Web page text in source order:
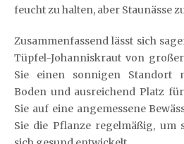
feucht zu halten, aber Staunässe
Zusammenfassend lässt sich
Tüpfel-Johanniskraut von
Sie einen sonnigen Standort
Boden und ausreichend Platz
Sie auf eine angemessene
Sie die Pflanze regelmäßig, um